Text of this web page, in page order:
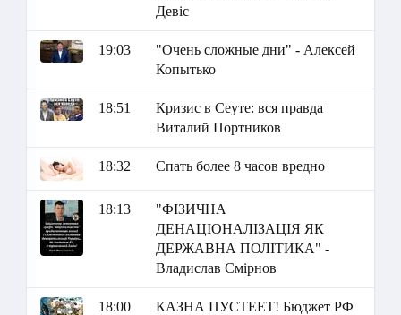
Девіс
19:03
"Очень сложные дни" - Алексей
Копытько
18:51
Кризис в Сеуте: вся правда |
Виталий Портников
18:32 Спать более 8 часов вредно
18:13
"ФІЗИЧНА
ДЕНАЦІОНАЛІЗАЦІЯ ЯК
ДЕРЖАВНА ПОЛІТИКА" -
Владислав Смірнов
18:00
КАЗНА ПУСТЕЕТ! Бюджет РФ